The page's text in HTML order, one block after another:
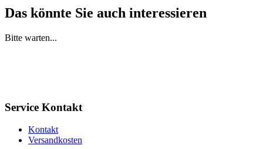
Das könnte Sie auch interessieren
Bitte warten...
Service Kontakt
Kontakt
Versandkosten